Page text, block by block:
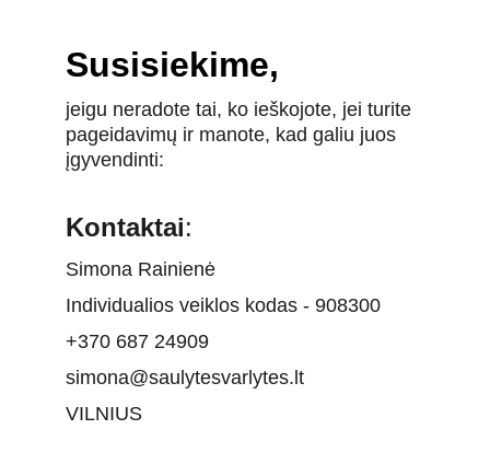
Susisiekime,
jeigu neradote tai, ko ieškojote, jei turite
pageidavimų ir manote, kad galiu juos
įgyvendinti:
Kontaktai:
Simona Rainienė
Individualios veiklos kodas - 908300
+370 687 24909
simona@saulytesvarlytes.lt
VILNIUS